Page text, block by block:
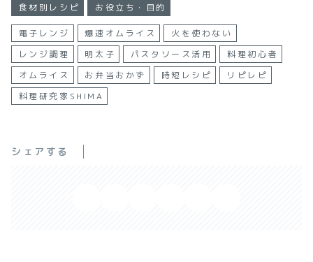
食材別レシピ
お役立ち・目的
電子レンジ 爆速オムライス
火を使わない
レンジ調理
明太子 パスタソース活用
料理初心者
オムライス
お弁当おかず 時短レシピ
リピレピ
料理研究家SHIMA
シェアする